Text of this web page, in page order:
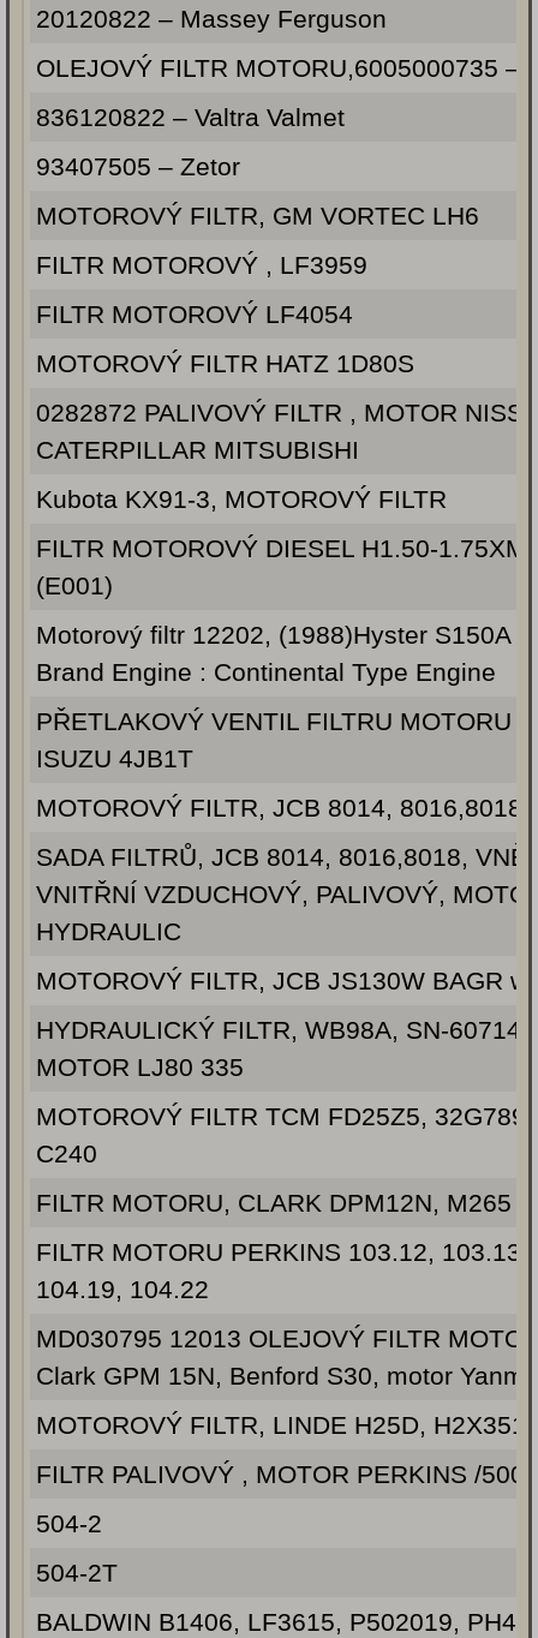
20120822 – Massey Ferguson
OLEJOVÝ FILTR MOTORU,6005000735 –
836120822 – Valtra Valmet
93407505 – Zetor
MOTOROVÝ FILTR, GM VORTEC LH6
FILTR MOTOROVÝ , LF3959
FILTR MOTOROVÝ LF4054
MOTOROVÝ FILTR HATZ 1D80S
0282872 PALIVOVÝ FILTR , MOTOR
CATERPILLAR MITSUBISHI
Kubota KX91-3, MOTOROVÝ FILTR
FILTR MOTOROVÝ DIESEL H1.50-
(E001)
Motorový filtr 12202, (1988)Hyster S150A
Brand Engine : Continental Type Engine
PŘETLAKOVÝ VENTIL FILTRU MOTORU
ISUZU 4JB1T
MOTOROVÝ FILTR, JCB 8014, 8016,8018,
SADA FILTRŮ, JCB 8014, 8016,8018,
VNITŘNÍ VZDUCHOVÝ, PALIVOVÝ,
HYDRAULIC
MOTOROVÝ FILTR, JCB JS130W BAGR
HYDRAULICKÝ FILTR, WB98A, SN-
MOTOR LJ80 335
MOTOROVÝ FILTR TCM FD25Z5,
C240
FILTR MOTORU, CLARK DPM12N, M265
FILTR MOTORU PERKINS 103.12, 103.13,
104.19, 104.22
MD030795 12013 OLEJOVÝ FILTR
Clark GPM 15N, Benford S30, motor
MOTOROVÝ FILTR, LINDE H25D,
FILTR PALIVOVÝ , MOTOR PERKINS /
504-2
504-2T
BALDWIN B1406, LF3615, P502019,